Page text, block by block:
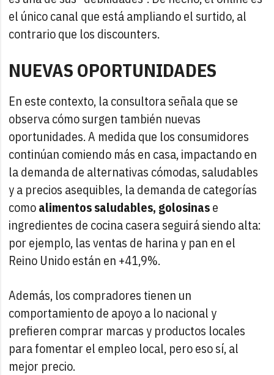
el único canal que está ampliando el surtido, al
contrario que los discounters.
NUEVAS OPORTUNIDADES
En este contexto, la consultora señala que se
observa cómo surgen también nuevas
oportunidades. A medida que los consumidores
continúan comiendo más en casa, impactando en
la demanda de alternativas cómodas, saludables
y a precios asequibles, la demanda de categorías
comoalimentos saludables, golosinase
ingredientes de cocina casera seguirá siendo alta:
por ejemplo, las ventas de harina y pan en el
Reino Unido están en +41,9%.
Además, los compradores tienen un
comportamiento de apoyo a lo nacional y
prefieren comprar marcas y productos locales
para fomentar el empleo local, pero eso sí, al
mejor precio.